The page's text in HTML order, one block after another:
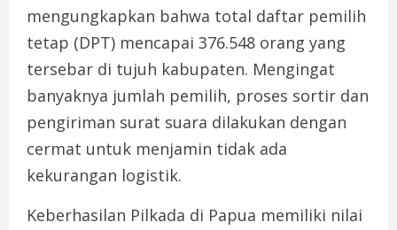
mengungkapkan bahwa total daftar pemilih
tetap (DPT) mencapai 376.548 orang yang
tersebar di tujuh kabupaten. Mengingat
banyaknya jumlah pemilih, proses sortir dan
pengiriman surat suara dilakukan dengan
cermat untuk menjamin tidak ada
kekurangan logistik.
Keberhasilan Pilkada di Papua memiliki nilai